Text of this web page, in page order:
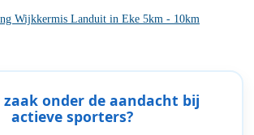
Wijkkermis Landuit in Eke 5km - 10km
zaak onder de aandacht bij
actieve sporters?